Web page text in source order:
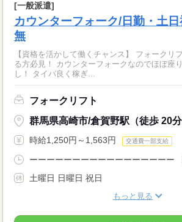
[一般派遣]
カウンターフォーク/日勤・土
無
【資格を活かして働くチャンス】 フォークリ
る方必見！ カウンターフォークなのでほぼ座
し！ タイパ良く稼ぎ...
フォークリフト
群馬県高崎市/倉賀野駅（徒歩 20分
時給1,250円～1,563円 交通費一部支給
ーーーーーーーーーーーーーーーーー
土曜日 日曜日 祝日
もっと見る